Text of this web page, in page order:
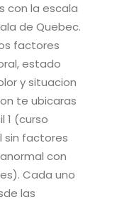
con la escala
de Quebec.
factores
estado
y situacion
te ubicaras
1 (curso
sin factores
con
Cada uno
las